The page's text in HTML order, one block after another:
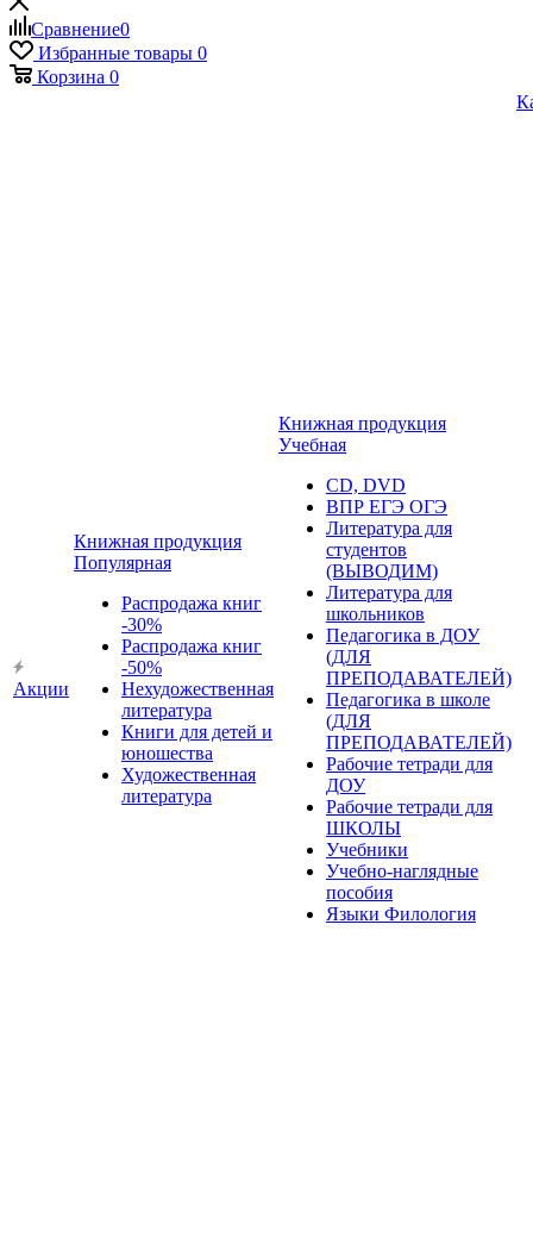
Сравнение0
Избранные товары 0
Корзина 0
Акции
Книжная продукция
Популярная
Распродажа книг
-30%
Распродажа книг
-50%
Нехудожественная
литература
Книги для детей и
юношества
Художественная
литература
Книжная продукция
Учебная
CD, DVD
ВПР ЕГЭ ОГЭ
Литература для
студентов
(ВЫВОДИМ)
Литература для
школьников
Педагогика в ДОУ
(ДЛЯ
ПРЕПОДАВАТЕЛЕЙ)
Педагогика в школе
(ДЛЯ
ПРЕПОДАВАТЕЛЕЙ)
Рабочие тетради для
ДОУ
Рабочие тетради для
ШКОЛЫ
Учебники
Учебно-наглядные
пособия
Языки Филология